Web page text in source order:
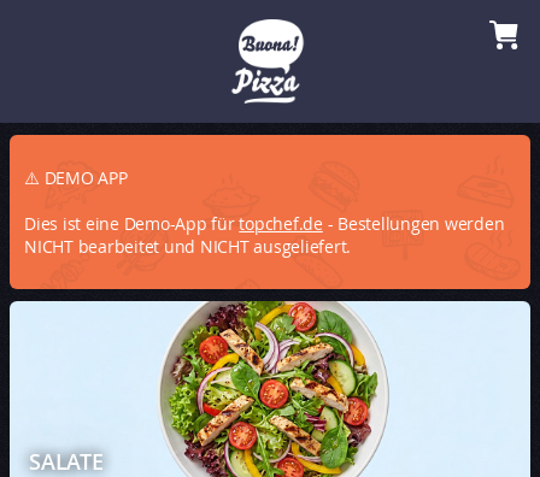
⚠️ DEMO APP
Dies ist eine Demo-App fürtopchef.de - Bestellungen werden
NICHT bearbeitet und NICHT ausgeliefert.
SALATE